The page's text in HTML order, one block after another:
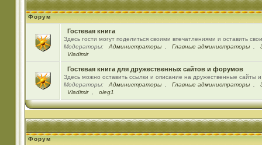
Форум
Гостевая книга
Здесь гости могут поделиться своими впечатлениями и оставить
Модераторы:
Администраторы Главные администраторы
Vladimir
Гостевая книга для дружественных сайтов и форумов
Здесь можно оставить ссылки и описание на дружественные сайты
Модераторы:
Администраторы Главные администраторы
Vladimir
oleg1
Форум